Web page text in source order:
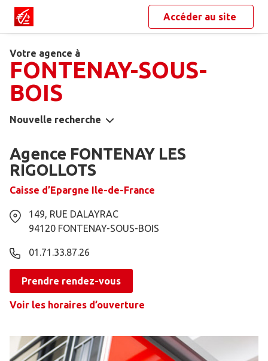
Accéder au site
Votre agence à
FONTENAY-SOUS-
BOIS
Nouvelle recherche
Agence FONTENAY LES
RIGOLLOTS
Caisse d’Epargne Ile-de-France
149, RUE DALAYRAC
94120 FONTENAY-SOUS-BOIS
01.71.33.87.26
Prendre rendez-vous
Voir les horaires d’ouverture